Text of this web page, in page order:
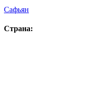
Сафьян
Страна: